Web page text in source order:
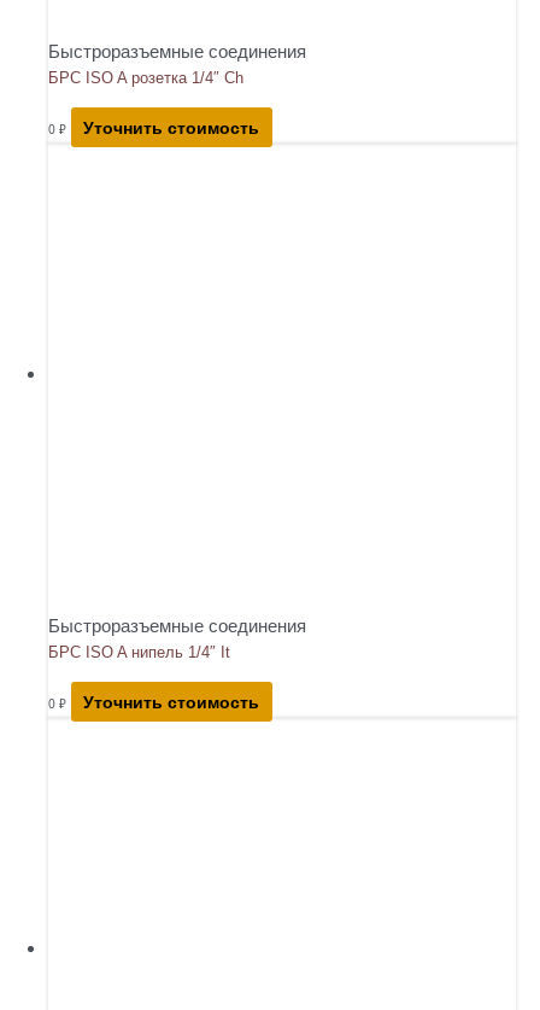
Быстроразъемные соединения
БРС ISO A розетка 1/4″ Ch
0 ₽ Уточнить стоимость
Быстроразъемные соединения
БРС ISO A нипель 1/4″ It
0 ₽ Уточнить стоимость